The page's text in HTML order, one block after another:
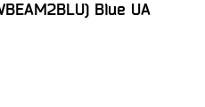
Blue UA